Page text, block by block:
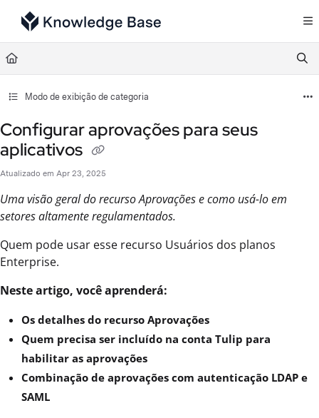
Documentation Index
Fetch the complete documentation index at:
Use this file to discover all available pages before exploring further.
Modo de exibição de categoria
Configurar aprovações para seus
aplicativos
Atualizado em Apr 23, 2025
Uma visão geral do recurso Aprovações e como usá-lo em
setores altamente regulamentados.
Quem pode usar esse recurso Usuários dos planos
Enterprise.
Neste artigo, você aprenderá:
Os detalhes do recurso Aprovações
Quem precisa ser incluído na conta Tulip para
habilitar as aprovações
Combinação de aprovações com autenticação LDAP e
SAML